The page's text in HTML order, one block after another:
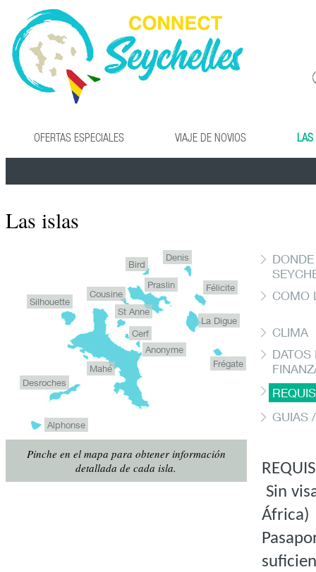
OFERTAS ESPECIALES VIAJE DE NOVIOS
Las islas
Alphonse
Desroches
Mahé
Silhouette
Anonyme
Cerf
St Anne
Cousine
Praslin
Bird
Denis
Félicite
La Digue
Frégate
Pinche en el mapa para obtener información
detallada de cada isla.
COMO
CLIMA
GUIAS
Sin
África)